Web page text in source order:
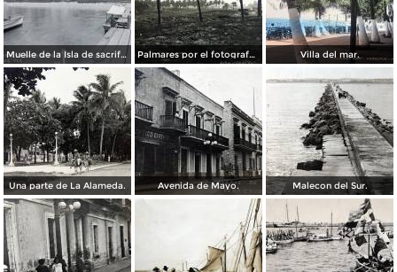
Muelle de la Isla de sacrificios. Palmares por el fotografo Hugo Brehme. Villa del mar.
Una parte de La Alameda. Avenida de Mayo. Malecon del Sur.